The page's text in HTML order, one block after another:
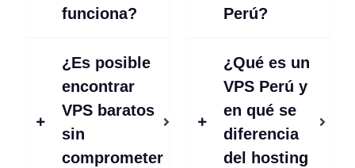
funciona?
¿Es posible
encontrar
VPS baratos
sin
comprometer
Perú?
¿Qué es un
VPS Perú y
en qué se
diferencia
del hosting